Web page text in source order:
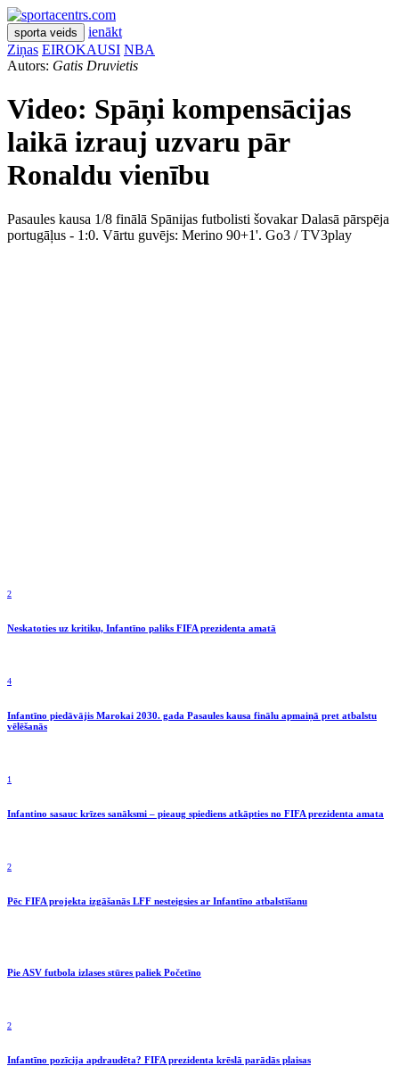
sporta veids
ienākt
Ziņas EIROKAUSI NBA
Autors: Gatis Druvietis
Video: Spāņi kompensācijas
laikā izrauj uzvaru pār
Ronaldu vienību
Pasaules kausa 1/8 finālā Spānijas futbolisti šovakar Dalasā pārspēja
portugāļus - 1:0. Vārtu guvējs: Merino 90+1'. Go3 / TV3play
2
Neskatoties uz kritiku, Infantīno paliks FIFA prezidenta amatā
4
Infantīno piedāvājis Marokai 2030. gada Pasaules kausa finālu apmaiņā pret atbalstu
vēlēšanās
1
Infantino sasauc krīzes sanāksmi – pieaug spiediens atkāpties no FIFA prezidenta amata
2
Pēc FIFA projekta izgāšanās LFF nesteigsies ar Infantīno atbalstīšanu
Pie ASV futbola izlases stūres paliek Početīno
2
Infantīno pozīcija apdraudēta? FIFA prezidenta krēslā parādās plaisas